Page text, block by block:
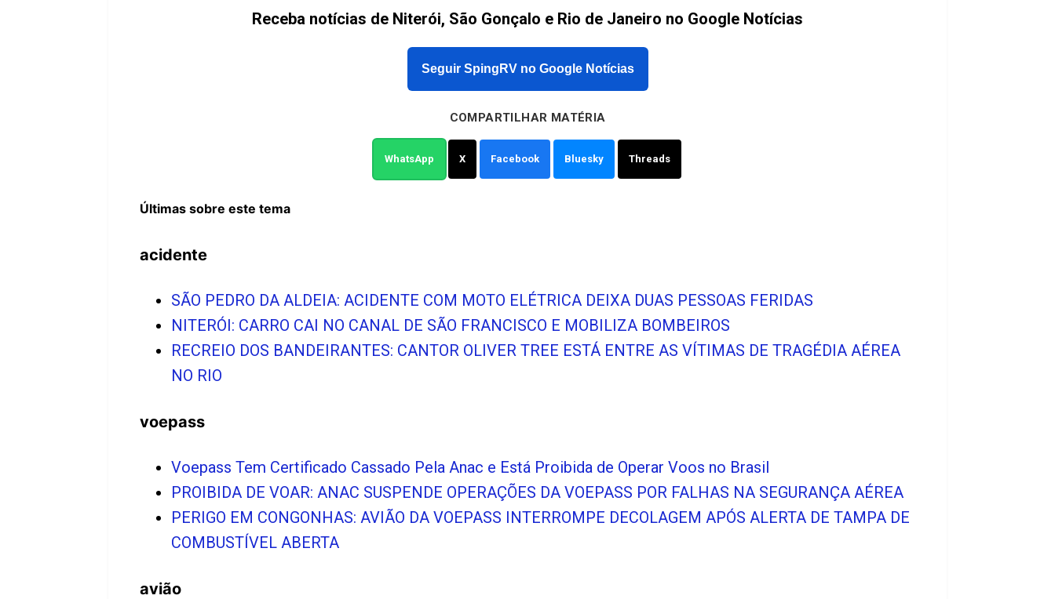
Receba notícias de Niterói, São Gonçalo e Rio de Janeiro no Google Notícias
Seguir SpingRV no Google Notícias
COMPARTILHAR MATÉRIA
WhatsApp X Facebook Bluesky Threads
Últimas sobre este tema
acidente
SÃO PEDRO DA ALDEIA: ACIDENTE COM MOTO ELÉTRICA DEIXA DUAS PESSOAS FERIDAS
NITERÓI: CARRO CAI NO CANAL DE SÃO FRANCISCO E MOBILIZA BOMBEIROS
RECREIO DOS BANDEIRANTES: CANTOR OLIVER TREE ESTÁ ENTRE AS VÍTIMAS DE TRAGÉDIA AÉREA
NO RIO
voepass
Voepass Tem Certificado Cassado Pela Anac e Está Proibida de Operar Voos no Brasil
PROIBIDA DE VOAR: ANAC SUSPENDE OPERAÇÕES DA VOEPASS POR FALHAS NA SEGURANÇA AÉREA
PERIGO EM CONGONHAS: AVIÃO DA VOEPASS INTERROMPE DECOLAGEM APÓS ALERTA DE TAMPA DE
COMBUSTÍVEL ABERTA
avião